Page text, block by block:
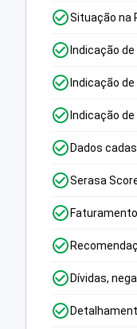
Situação na
Indicação
Indicação
Indicação
Dados
Serasa
Dívidas,